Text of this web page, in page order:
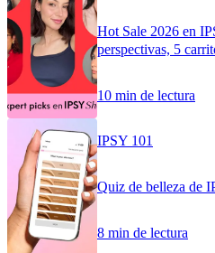
Hot Sale 2026 en
perspectivas, 5
10 min de lectura
IPSY 101
Quiz de belleza de
8 min de lectura